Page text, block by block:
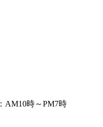
AM10時～PM7時